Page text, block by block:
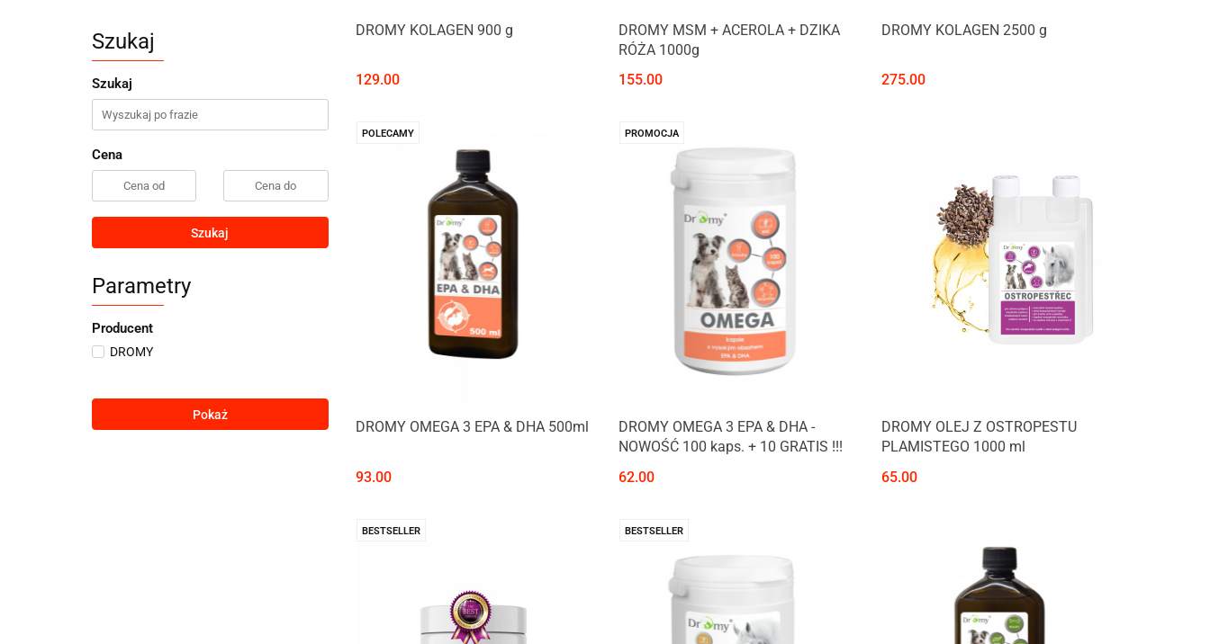
Szukaj
Szukaj
Cena
Szukaj
Parametry
Producent
DROMY
Pokaż
DROMY KOLAGEN 900 g
129.00
DROMY MSM + ACEROLA + DZIKA
RÓŻA 1000g
155.00
DROMY KOLAGEN 2500 g
275.00
POLECAMY
DROMY OMEGA 3 EPA & DHA 500ml
93.00
PROMOCJA
DROMY OMEGA 3 EPA & DHA -
NOWOŚĆ 100 kaps. + 10 GRATIS !!!
62.00
DROMY OLEJ Z OSTROPESTU
PLAMISTEGO 1000 ml
65.00
BESTSELLER BESTSELLER